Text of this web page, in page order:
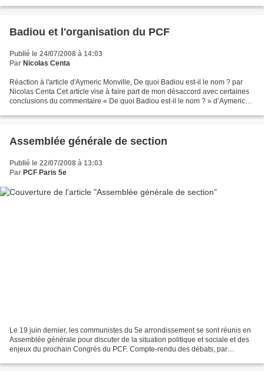
Badiou et l'organisation du PCF
Publié le 24/07/2008 à 14:03
Par Nicolas Centa
Réaction à l'article d'Aymeric Monville, De quoi Badiou est-il le nom ? par
Nicolas Centa Cet article vise à faire part de mon désaccord avec certaines
conclusions du commentaire « De quoi Badiou est-il le nom ? » d’Aymeric
Assemblée générale de section
Publié le 22/07/2008 à 13:03
Par PCF Paris 5e
Le 19 juin dernier, les communistes du 5e arrondissement se sont réunis en
Assemblée générale pour discuter de la situation politique et sociale et des
enjeux du prochain Congrès du PCF. Compte-rendu des débats, par